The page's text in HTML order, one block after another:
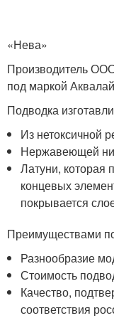
«Нева»
Производитель
под маркой
Подводка
Из нетоксичной
Нержавеющей
Латуни, которая
концевых
покрывается
Преимуществами
Разнообразие
Стоимость
Качество,
соответствия